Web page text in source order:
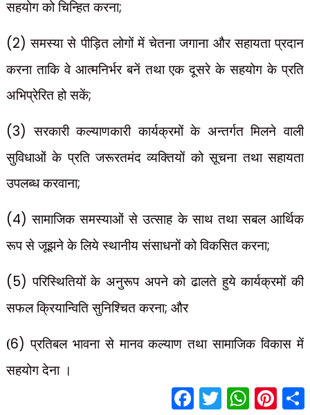
सहयोग को चिन्हित करना;
(2)समस्या से पीड़ित लोगों में चेतना जगाना और सहायता प्रदान
करना ताकि वे आत्मनिर्भर बनें तथा एकदूसरे के सहयोग के प्रति
अभिप्रेरित हो सकें;
(3)सरकारी कल्याणकारी कार्यक्रमों के अन्तर्गत मिलने वाली
सुविधाओं के प्रति जरूरतमंद व्यक्तियों को सूचना तथा सहायता
उपलब्ध करवाना;
(4)सामाजिक समस्याओं से उत्साह के साथ तथा सबल आर्थिक
रूप से जूझने के लिये स्थानीयसंसाधनोंको विकसित करना;
(5)परिस्थितियों के अनुरूप अपने को ढालते हुये कार्यक्रमों की
सफल क्रियान्विति सुनिश्चित करना; और
(6)प्रतिबल भावना से मानव कल्याण तथा सामाजिक विकास में
सहयोग देना ।
a
T
w
W
h